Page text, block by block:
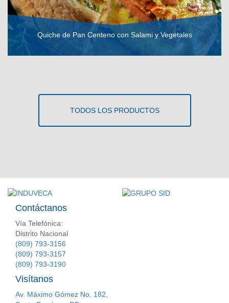
Quiche de Pan Centeno con Salami y Vegetales
TODOS LOS PRODUCTOS
Contáctanos
Vía Telefónica:
Distrito Nacional
(809) 793-3156
(809) 793-3157
(809) 793-3190
Visítanos
Av. Máximo Gómez No. 182,